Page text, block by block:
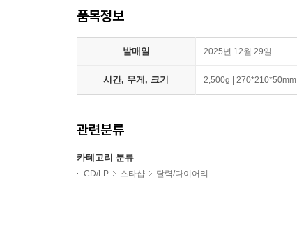
품목정보
발매일 2025년 12월 29일
시간, 무게, 크기 2,500g | 270*210*50mm
관련분류
카테고리 분류
CD/LP 스타샵 달력/다이어리